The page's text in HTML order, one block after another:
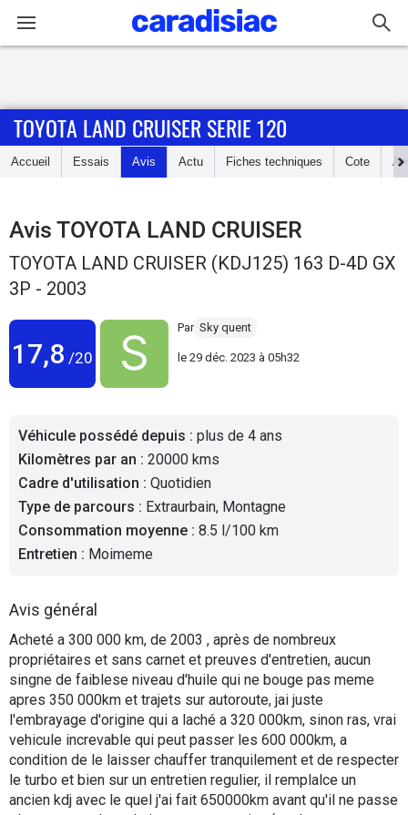
Accueil
Essais
Guide
d'achat
Utilitaires
Flottes
Auto
Services
Forum
Marques
TOYOTA LAND CRUISER SERIE 120
Accueil Essais Avis Actu Fiches techniques Cote
Avis TOYOTA LAND CRUISER
TOYOTA LAND CRUISER (KDJ125) 163 D-4D GX
3P - 2003
17,8 /20
Par Sky quent
le 29 déc. 2023 à 05h32
Véhicule possédé depuis : plus de 4 ans
Kilomètres par an : 20000 kms
Cadre d'utilisation : Quotidien
Type de parcours : Extraurbain, Montagne
Consommation moyenne : 8.5 l/100 km
Entretien : Moimeme
Avis général
Acheté a 300 000 km, de 2003 , après de nombreux
propriétaires et sans carnet et preuves d'entretien, aucun
singne de faiblese niveau d'huile qui ne bouge pas meme
apres 350 000km et trajets sur autoroute, jai juste
l'embrayage d'origine qui a laché a 320 000km, sinon ras, vrai
vehicule increvable qui peut passer les 600 000km, a
condition de le laisser chauffer tranquilement et de respecter
le turbo et bien sur un entretien regulier, il remplalce un
ancien kdj avec le quel j'ai fait 650000km avant qu'il ne passe